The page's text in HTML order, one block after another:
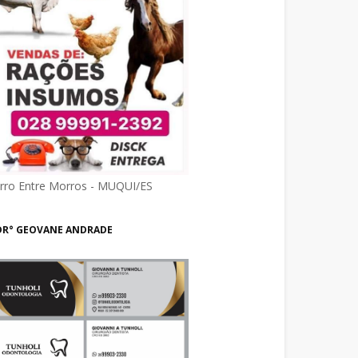
Entre Morros - MUQUI/ES
GEOVANE ANDRADE